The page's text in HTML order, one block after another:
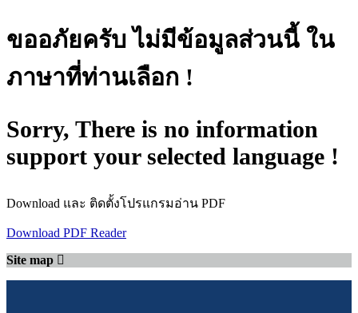
ขออภัยครับ ไม่มีข้อมูลส่วนนี้ ใน
ภาษาที่ท่านเลือก !
Sorry, There is no information
support your selected language !
Download และ ติดตั้งโปรแกรมอ่าน PDF
Download PDF Reader
Site map